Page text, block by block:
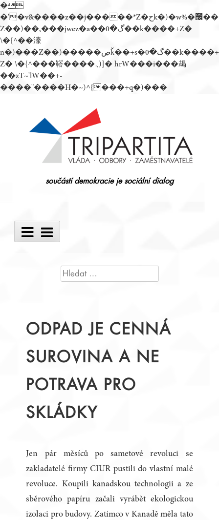
�
�'�v&����z��j�����*Z�حk�)�w%�׬��
Z��)��,���jwez�a��گ�0��k����+Z�
\�{^��溙
n�)���Z��)�����ڝǩ��+s�گ�0��k����+
Z� \�{^���鞳����܆)]� hrW���i���朅
��zƬ~'ߊW��+-
����"����H�~)^{���+q�)���
součástí demokracie je sociální dialog
Main
Menu
VYHLEDÁVÁNÍ
ODPAD JE CENNÁ
SUROVINA A NE
POTRAVA PRO
SKLÁDKY
Jen pár měsíců po sametové revoluci se
zakladatelé firmy CIUR pustili do vlastní malé
revoluce. Koupili kanadskou technologii a ze
sběrového papíru začali vyrábět ekologickou
izolaci pro budovy. Zatímco v Kanadě měla tato